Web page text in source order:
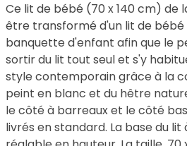
Ce lit de bébé (70 x 140 cm) de
être transformé d'un lit de bébé
banquette d'enfant afin que le
sortir du lit tout seul et s'y
style contemporain grâce à la
peint en blanc et du hêtre
le côté à barreaux et le côté
livrés en standard. La base du